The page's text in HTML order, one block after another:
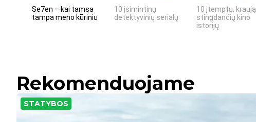
Se7en – kai tamsa
tampa meno kūriniu
10 įsimintinų
detektyvinių serialų
10 įtemptų, kraują
stingdančių kino
istorijų
Rekomenduojame
STATYBOS